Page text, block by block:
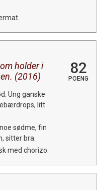
holder i
(2016)
82
POENG
Ung ganske
litt
sødme, fin
sitter bra.
med chorizo.